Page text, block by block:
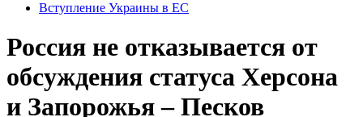
Вступление Украины в ЕС
Россия не отказывается от
обсуждения статуса Херсона
и Запорожья – Песков